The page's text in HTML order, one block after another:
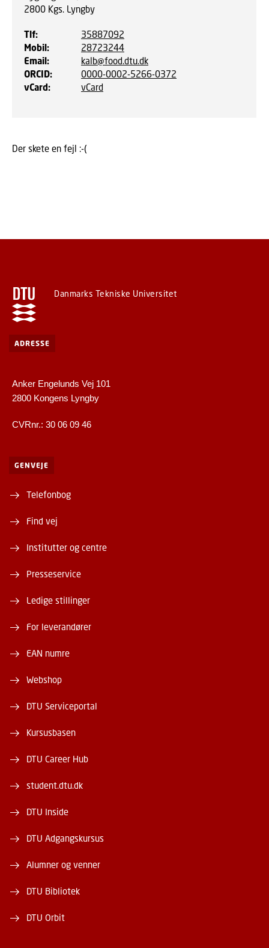
2800 Kgs. Lyngby
Tlf:
35887092
Mobil:
28723244
Email:
kalb@food.dtu.dk
ORCID:
0000-0002-5266-0372
vCard: vCard
Der skete en fejl :-(
Danmarks Tekniske Universitet
ADRESSE
Anker Engelunds Vej 101
2800 Kongens Lyngby
CVRnr.: 30 06 09 46
GENVEJE
Telefonbog
Find vej
Institutter og centre
Presseservice
Ledige stillinger
For leverandører
EAN numre
Webshop
DTU Serviceportal
Kursusbasen
DTU Career Hub
student.dtu.dk
DTU Inside
DTU Adgangskursus
Alumner og venner
DTU Bibliotek
DTU Orbit